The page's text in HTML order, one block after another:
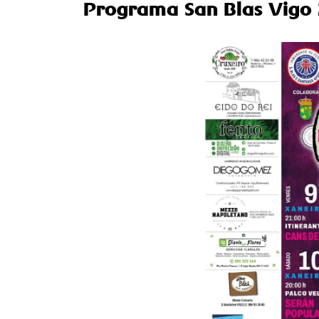
Programa San Blas Vigo